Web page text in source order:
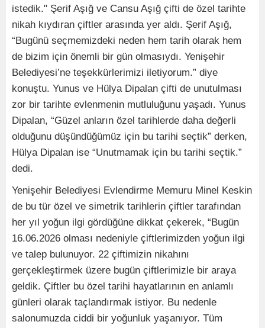
istedik." Şerif Aşığ ve Cansu Aşığ çifti de özel tarihte
nikah kıydıran çiftler arasında yer aldı. Şerif Aşığ,
“Bugünü seçmemizdeki neden hem tarih olarak hem
de bizim için önemli bir gün olmasıydı. Yenişehir
Belediyesi’ne teşekkürlerimizi iletiyorum.” diye
konuştu. Yunus ve Hülya Dipalan çifti de unutulması
zor bir tarihte evlenmenin mutluluğunu yaşadı. Yunus
Dipalan, “Güzel anların özel tarihlerde daha değerli
olduğunu düşündüğümüz için bu tarihi seçtik” derken,
Hülya Dipalan ise “Unutmamak için bu tarihi seçtik.”
dedi.
Yenişehir Belediyesi Evlendirme Memuru Minel Keskin
de bu tür özel ve simetrik tarihlerin çiftler tarafından
her yıl yoğun ilgi gördüğüne dikkat çekerek, “Bugün
16.06.2026 olması nedeniyle çiftlerimizden yoğun ilgi
ve talep bulunuyor. 22 çiftimizin nikahını
gerçekleştirmek üzere bugün çiftlerimizle bir araya
geldik. Çiftler bu özel tarihi hayatlarının en anlamlı
günleri olarak taçlandırmak istiyor. Bu nedenle
salonumuzda ciddi bir yoğunluk yaşanıyor. Tüm